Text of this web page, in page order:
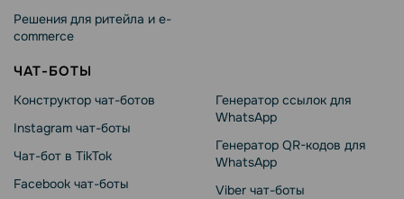
Решения для ритейла и e-
commerce
ЧАТ-БОТЫ
Конструктор чат-ботов
Instagram чат-боты
Чат-бот в TikTok
Facebook чат-боты
Генератор ссылок для
WhatsApp
Генератор QR-кодов для
WhatsApp
Viber чат-боты